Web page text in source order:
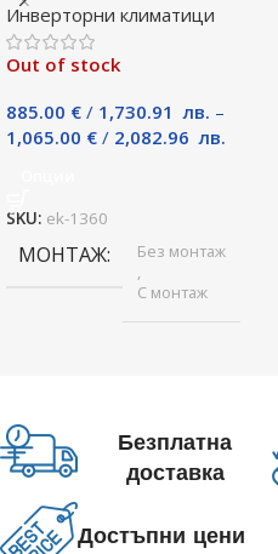
A++
Инверторни климатици
Out of stock
885.00 € / 1,730.91 лв. –
1,065.00 € / 2,082.96 лв.
SKU: ek-1360
МОНТАЖ
Без монтаж
,
С монтаж
Безплатна
доставка
Достъпни цени